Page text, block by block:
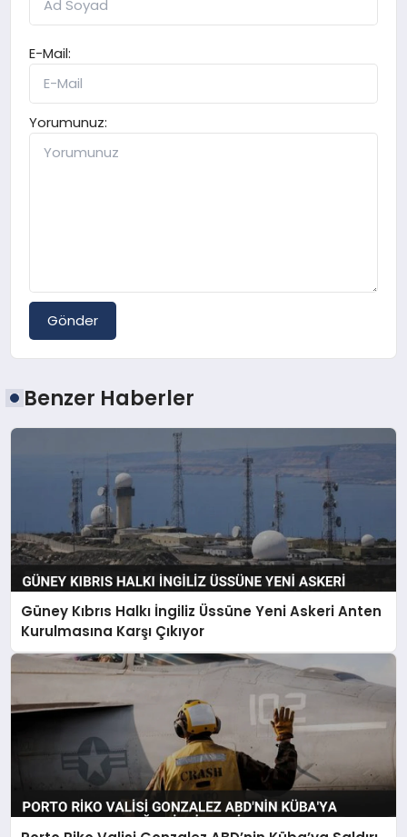
E-Mail:
Yorumunuz:
Gönder
Benzer Haberler
Güney Kıbrıs Halkı İngiliz Üssüne Yeni Askeri Anten
Kurulmasına Karşı Çıkıyor